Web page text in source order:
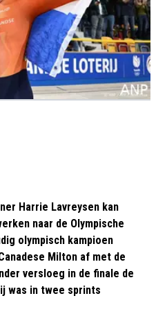
Harrie Lavreysen kan
naar de Olympische
olympisch kampioen
Milton af met de
versloeg in de finale de
was in twee sprints